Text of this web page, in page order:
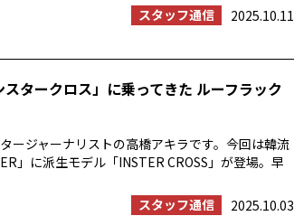
スタッフ通信
2025.10.11
タークロス」に乗ってきた ルーフラック
ージャーナリストの高橋アキラです。今回は韓流
」に派生モデル「INSTER CROSS」が登場。早
スタッフ通信
2025.10.03